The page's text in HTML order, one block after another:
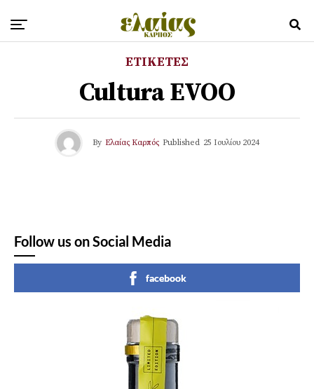
ΕΤΙΚΕΤΕΣ
Cultura EVOO
By Ελαίας Καρπός Published 25 Ιουλίου 2024
Follow us on Social Media
facebook